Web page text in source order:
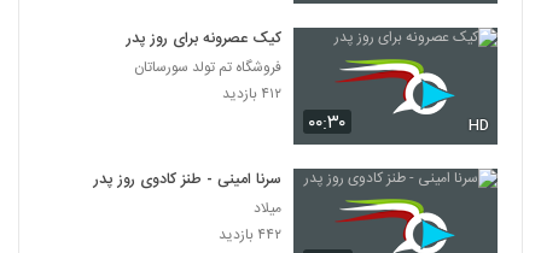
۰۰:۳۰ HD
کیک عصرونه برای روز پدر
فروشگاه تم تولد سورساتان
۴۱۲ بازدید
سرنا امینی - طنز کادوی روز پدر
میلاد
۴۴۲ بازدید